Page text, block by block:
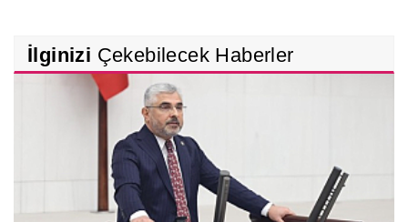
İlginizi Çekebilecek Haberler